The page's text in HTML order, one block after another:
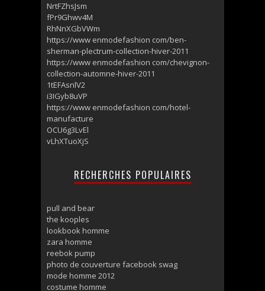
NrtFZhsJsm
fPr9Ghwv4M
RhNnXGbVWm
https://www enmodefashion com/ben-
sherman-plectrum-collection-hiver-2011
https://www enmodefashion com/chevignon-
collection-automne-hiver-2011
1tEFAsnlV2
i3IGyb8uVP
https://www enmodefashion com/hotel-
manufacture
OCU6g3LvEl
vLhXTuoXjS
RECHERCHES POPULAIRES
pull and bear
the kooples
lookbook homme
zara homme
reebok pump
photo de couverture facebook swag
mode homme 2012
costume homme